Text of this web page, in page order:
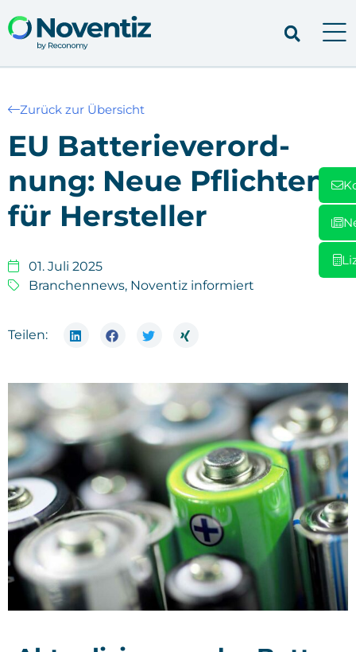
Zurück zur Übersicht
EU Bat­te­rie­ver­ord­
nung: Neue Pflich­ten
für Her­stel­ler
01. Juli 2025
Branchennews, Noventiz informiert
Teilen: